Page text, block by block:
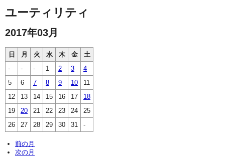
ユーティリティ
2017年03月
日 月 火 水 木 金
土
-
- - 1 2 3
4
5
6 7 8 9 10
11
12
13 14 15 16 17
18
19
20 21 22 23 24
25
26
27 28 29 30 31 -
前の月
次の月